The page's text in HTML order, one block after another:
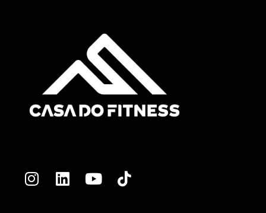
I L Y T
i